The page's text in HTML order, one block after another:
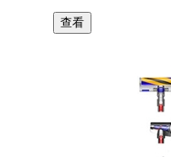
查看